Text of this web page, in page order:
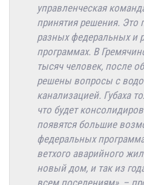
управленческая
принятия решения. Это
разных федеральных и
программах. В
тысяч человек, после
решены вопросы с
канализацией. Губаха
что будет
появятся большие
федеральных
ветхого аварийного
новый дом, и так из
всем поселениям», –